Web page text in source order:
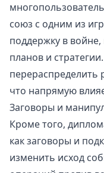
союз с одним из
поддержку в
планов и
перераспределить
что напрямую
Заговоры и
Кроме того,
как заговоры и
изменить исход